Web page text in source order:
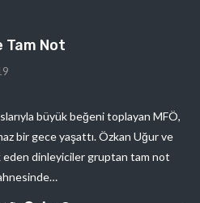
Tam Not
büyük beğeni toplayan MFÖ,
bir gece yaşattı. Özkan Uğur ve
eden dinleyiciler gruptan tam not